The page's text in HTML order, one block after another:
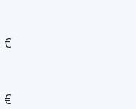
€
€